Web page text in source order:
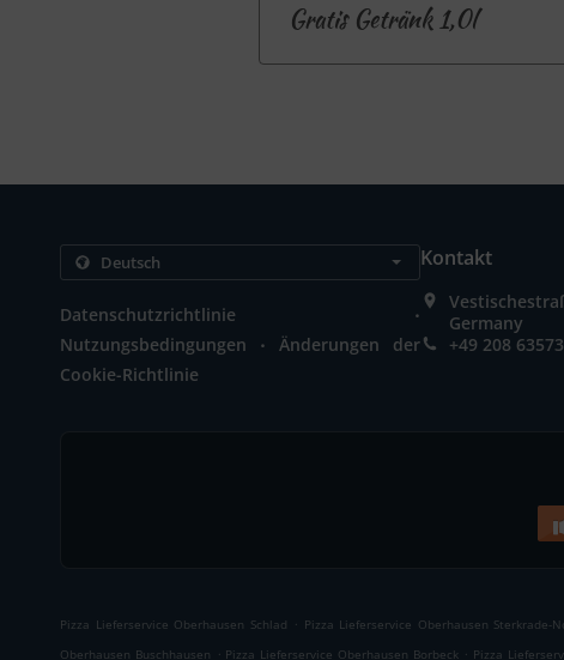
Gratis Getränk 1,0l
Datenschutzrichtlinie .
Nutzungsbedingungen .
Änderungen der
Cookie-Richtlinie
Kontakt
Germany
+49 208
Pizza Lieferservice Oberhausen Schlad . Pizza Lieferservice Oberhausen Sterkrade-
Oberhausen Buschhausen . Pizza Lieferservice Oberhausen Borbeck . Pizza